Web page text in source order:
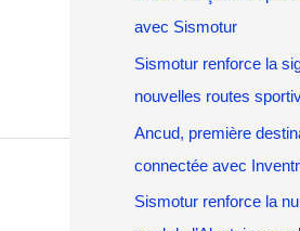
avec Sismotur
Sismotur renforce la
nouvelles routes
Ancud, première
connectée avec
Sismotur renforce la